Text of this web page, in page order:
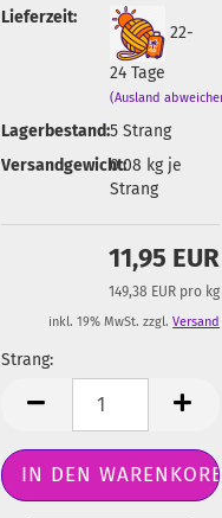
Lieferzeit:
22-
24 Tage
(Ausland
Lagerbestand:5 Strang
Versandgewicht:0.08 kg je
Strang
11,95 EUR
149,38 EUR pro kg
inkl. 19% MwSt. zzgl.Versand
Strang:
Strang